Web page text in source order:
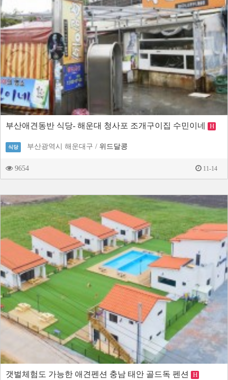
부산애견동반 식당- 해운대 청사포 조개구이집 수민이네 H
식당 부산광역시 해운대구 / 위드달콩
9654 11-14
갯벌체험도 가능한 애견펜션 충남 태안 골드독 펜션 H